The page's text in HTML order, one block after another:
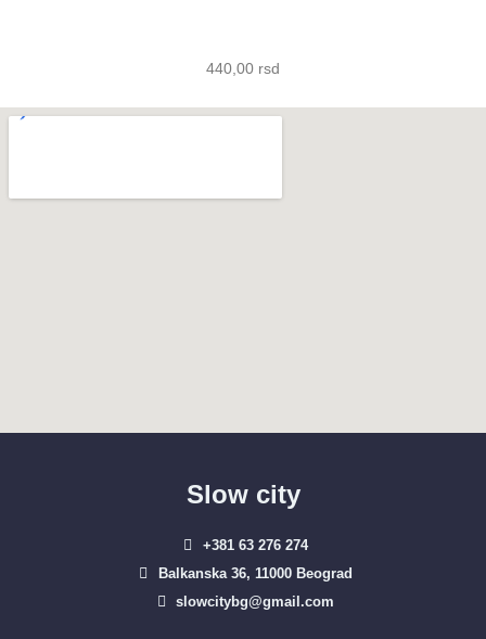
440,00 rsd
Slow city
+381 63 276 274​
Balkanska 36, 11000 Beograd​
slowcitybg@gmail.com